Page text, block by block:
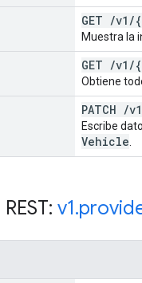
GET /v1 /
Muestra la
GET /v1 /
Obtiene
PATCH /v1
Escribe
Vehicle
v1.